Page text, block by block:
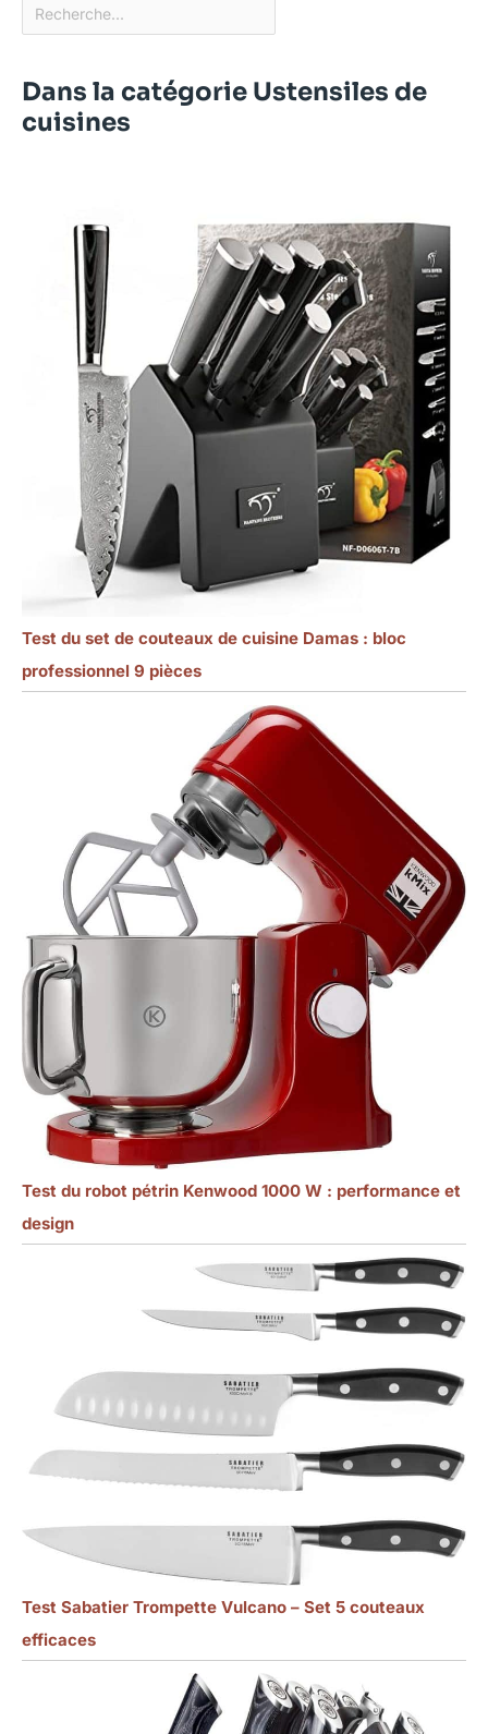
Dans la catégorie Ustensiles de
cuisines
Test du set de couteaux de cuisine Damas : bloc
professionnel 9 pièces
Test du robot pétrin Kenwood 1000 W : performance et
design
Test Sabatier Trompette Vulcano – Set 5 couteaux
efficaces